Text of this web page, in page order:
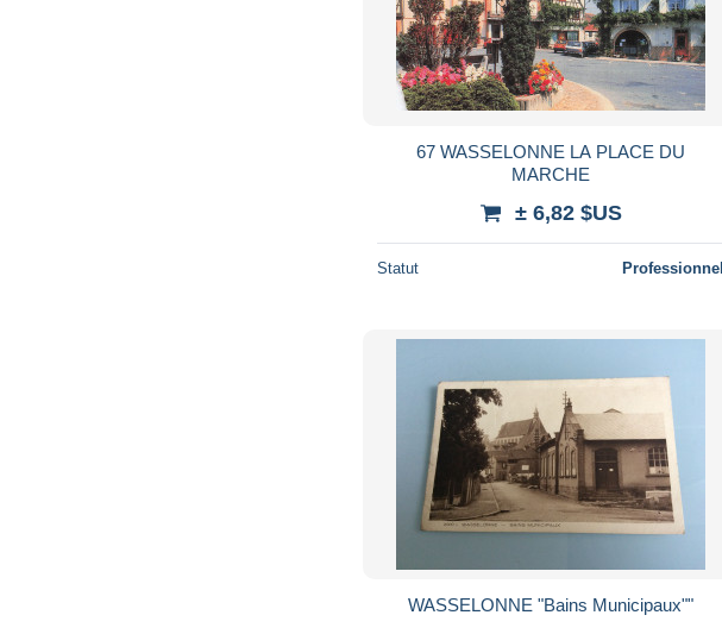
67 WASSELONNE LA PLACE DU
MARCHE
± 6,82 $US
Statut Professionnel
WASSELONNE "Bains Municipaux""